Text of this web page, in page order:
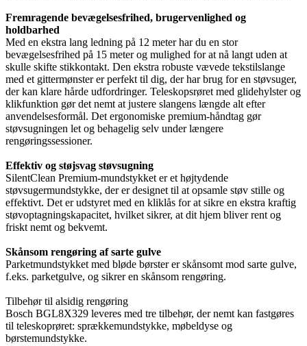
Fremragende bevægelsesfrihed, brugervenlighed og
holdbarhed
Med en ekstra lang ledning på 12 meter har du en stor
bevægelsesfrihed på 15 meter og mulighed for at nå langt uden at
skulle skifte stikkontakt. Den ekstra robuste vævede tekstilslange
med et gittermønster er perfekt til dig, der har brug for en støvsuger,
der kan klare hårde udfordringer. Teleskopsrøret med glidehylster og
klikfunktion gør det nemt at justere slangens længde alt efter
anvendelsesformål. Det ergonomiske premium-håndtag gør
støvsugningen let og behagelig selv under længere
rengøringssessioner.
Effektiv og støjsvag støvsugning
SilentClean Premium-mundstykket er et højtydende
støvsugermundstykke, der er designet til at opsamle støv stille og
effektivt. Det er udstyret med en kliklås for at sikre en ekstra kraftig
støvoptagningskapacitet, hvilket sikrer, at dit hjem bliver rent og
friskt nemt og bekvemt.
Skånsom rengøring af sarte gulve
Parketmundstykket med bløde børster er skånsomt mod sarte gulve,
f.eks. parketgulve, og sikrer en skånsom rengøring.
Tilbehør til alsidig rengøring
Bosch BGL8X329 leveres med tre tilbehør, der nemt kan fastgøres
til teleskoprøret: sprækkemundstykke, møbeldyse og
børstemundstykke.